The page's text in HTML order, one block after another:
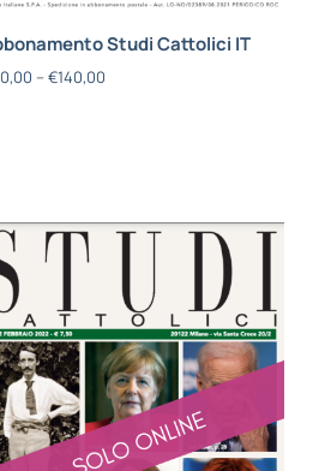
Studi Cattolici IT
– €140,00